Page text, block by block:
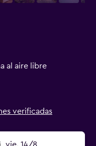
al aire libre
verificadas